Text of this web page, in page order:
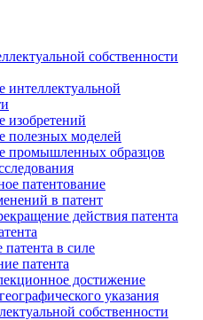
собственности
интеллектуальной
изобретений
полезных моделей
промышленных образцов
патентование
в патент
действия патента
в силе
патента
достижение
указания
собственности